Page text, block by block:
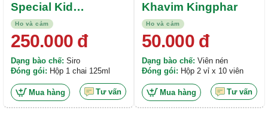
Ho và cảm
Special Kid
Vitaprolis
250.000đ
Dạng bào chế: Siro
Đóng gói: Hộp 1 chai 125ml
Mua hàng Tư vấn
Ho và cảm
Khavim Kingphar
50.000đ
Dạng bào chế: Viên nén
Đóng gói: Hộp 2 vỉ x 10 viên
Mua hàng Tư vấn